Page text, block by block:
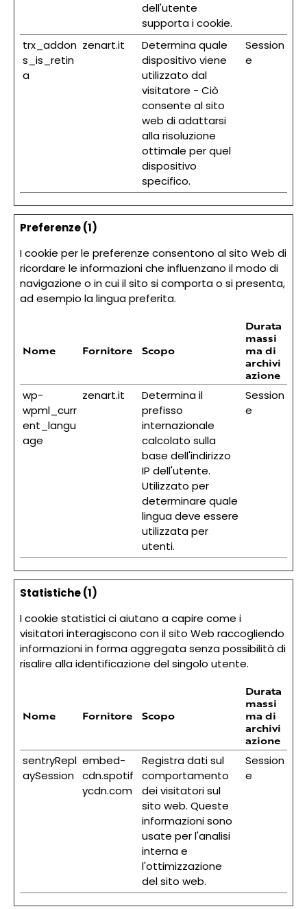
dell'utente
supporta i cookie.
trx_addon
s_is_retin
a
zenart.it
Determina quale
dispositivo viene
utilizzato dal
visitatore - Ciò
consente al sito
web di adattarsi
alla risoluzione
ottimale per quel
dispositivo
specifico.
Session
e
Preferenze (1)
I cookie per le preferenze consentono al sito Web di
ricordare le informazioni che influenzano il modo di
navigazione o in cui il sito si comporta o si presenta,
ad esempio la lingua preferita.
Nome Fornitore Scopo
Durata
massi
ma di
archivi
azione
wp-
wpml_curr
ent_langu
age
zenart.it
Determina il
prefisso
internazionale
calcolato sulla
base dell'indirizzo
IP dell'utente.
Utilizzato per
determinare quale
lingua deve essere
utilizzata per
utenti.
Session
e
Statistiche (1)
I cookie statistici ci aiutano a capire come i
visitatori interagiscono con il sito Web raccogliendo
informazioni in forma aggregata senza possibilità di
risalire alla identificazione del singolo utente.
Nome Fornitore Scopo
Durata
massi
ma di
archivi
azione
sentryRepl
aySession
embed-
cdn.spotif
ycdn.com
Registra dati sul
comportamento
dei visitatori sul
sito web. Queste
informazioni sono
usate per l'analisi
interna e
l'ottimizzazione
del sito web.
Session
e